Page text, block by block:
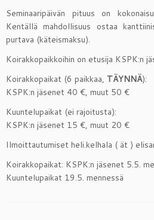
Seminaaripäivän pituus on
Kentällä mahdollisuus ostaa
purtava (käteismaksu).
Koirakkopaikkoihin on etusija KSPK:n
Koirakkopaikat (6 paikkaa, TÄYNNÄ):
KSPK:n jäsenet 40 €, muut 50 €
Kuuntelupaikat (ei rajoitusta):
KSPK:n jäsenet 15 €, muut 20 €
Ilmoittautumiset heli.kelhala ( ät )
Koirakkopaikat: KSPK:n jäsenet 5.5.
Kuuntelupaikat 19.5. mennessä